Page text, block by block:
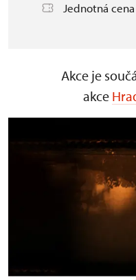
Jednotná
Akce je
akce